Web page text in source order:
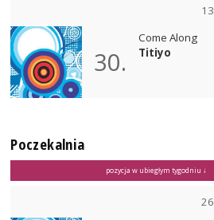
13
30.
Come Along
Titiyo
Poczekalnia
pozycja w ubiegłym tygodniu ↓
26